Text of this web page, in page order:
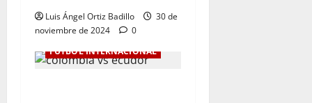
Luis Ángel Ortiz Badillo
30 de
noviembre de 2024
0
FÚTBOL INTERNACIONAL